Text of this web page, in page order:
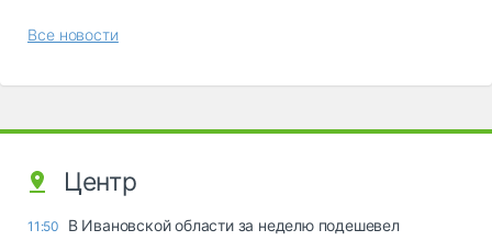
Все новости
Центр
11:50
В Ивановской области за неделю подешевел